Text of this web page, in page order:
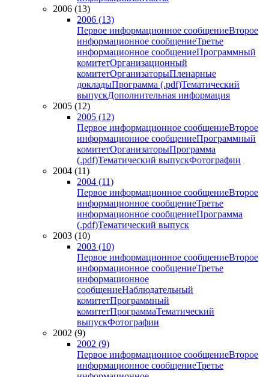
2006 (13)
2006 (13)
Первое информационное сообщениеВторое
информационное сообщениеТретье
информационное сообщениеПрограммный
комитетОрганизационный
комитетОрганизаторыПленарные
докладыПрограмма (.pdf)Тематический
выпускДополнительная информация
2005 (12)
2005 (12)
Первое информационное сообщениеВторое
информационное сообщениеПрограммный
комитетОрганизаторыПрограмма
(.pdf)Тематический выпускФотографии
2004 (11)
2004 (11)
Первое информационное сообщениеВторое
информационное сообщениеТретье
информационное сообщениеПрограмма
(.pdf)Тематический выпуск
2003 (10)
2003 (10)
Первое информационное сообщениеВторое
информационное сообщениеТретье
информационное
сообщениеНаблюдательный
комитетПрограммный
комитетПрограммаТематический
выпускФотографии
2002 (9)
2002 (9)
Первое информационное сообщениеВторое
информационное сообщениеТретье